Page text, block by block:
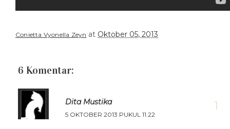
Conietta Vyonella Zeyn at Oktober 05, 2013
6 Komentar:
Dita Mustika
5 OKTOBER 2013 PUKUL 11.22